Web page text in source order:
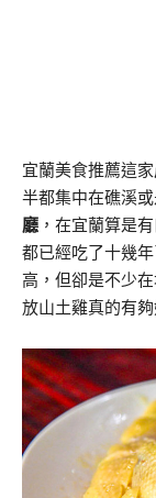
宜蘭美食推薦這家
半都集中在礁溪
廳 ，在宜蘭算是
都已經吃了十幾
高，但卻是不少
放山土雞真的有夠